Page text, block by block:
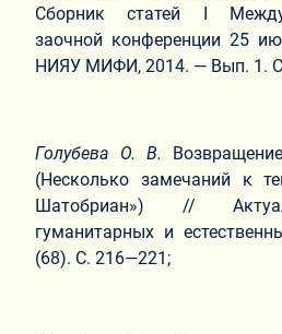
Сборник статей I
заочной конференции 25
НИЯУ МИФИ, 2014. — Вып. 1.
Голубева О. В.
(Несколько замечаний к
Шатобриан») //
гуманитарных и
(68). С. 216—221;